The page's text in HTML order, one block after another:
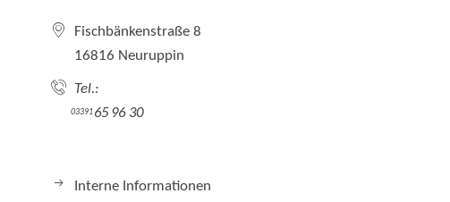
Fischbänkenstraße 8
16816 Neuruppin
Tel.:
0339165 96 30
Interne Informationen